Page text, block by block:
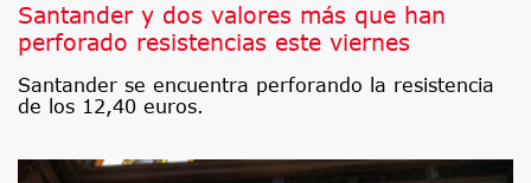
Santander y dos valores más que han
perforado resistencias este viernes
Santander se encuentra perforando la resistencia
de los 12,40 euros.